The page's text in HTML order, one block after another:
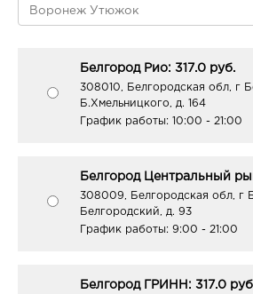
Белгород Рио: 317.0 руб.
308010, Белгородская обл, г
Б.Хмельницкого, д. 164
График работы: 10:00 - 21:00
Белгород Центральный
308009, Белгородская обл, г
Белгородский, д. 93
График работы: 9:00 - 21:00
Белгород ГРИНН: 317.0